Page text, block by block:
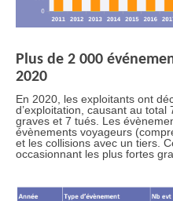
Plus de 2 000
2020
En 2020, les exploitants ont
d’exploitation, causant au
graves et 7 tués. Les
évènements voyageurs
et les collisions avec un tiers.
occasionnant les plus fortes